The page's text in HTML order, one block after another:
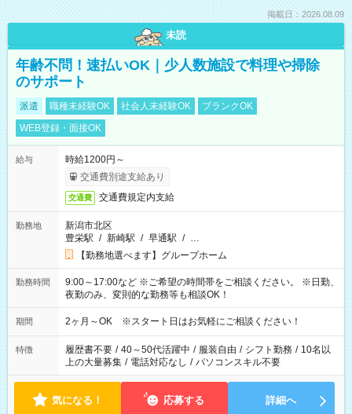
掲載日：2026.08.09
未読
年齢不問！速払いOK｜少人数施設で料理や掃除
のサポート
派遣 職種未経験OK 社会人未経験OK
ブランクOK
WEB登録・面接OK
給与
時給1200円～
交通費別途支給あり
交通費 交通費規定内支給
勤務地
新潟市北区
豊栄駅 / 新崎駅 / 早通駅 / …
【勤務地選べます】グループホーム
勤務時間
9:00～17:00など ※ご希望の時間帯をご相談ください。 ※日勤、
夜勤のみ、変則的な勤務等も相談OK！
期間 2ヶ月～OK ※スタート日はお気軽にご相談ください！
特徴 履歴書不要 / 40～50代活躍中 / 服装自由 / シフト勤務 / 10名以
上の大量募集 / 電話対応なし / パソコンスキル不要
気になる！ 応募する 詳細へ